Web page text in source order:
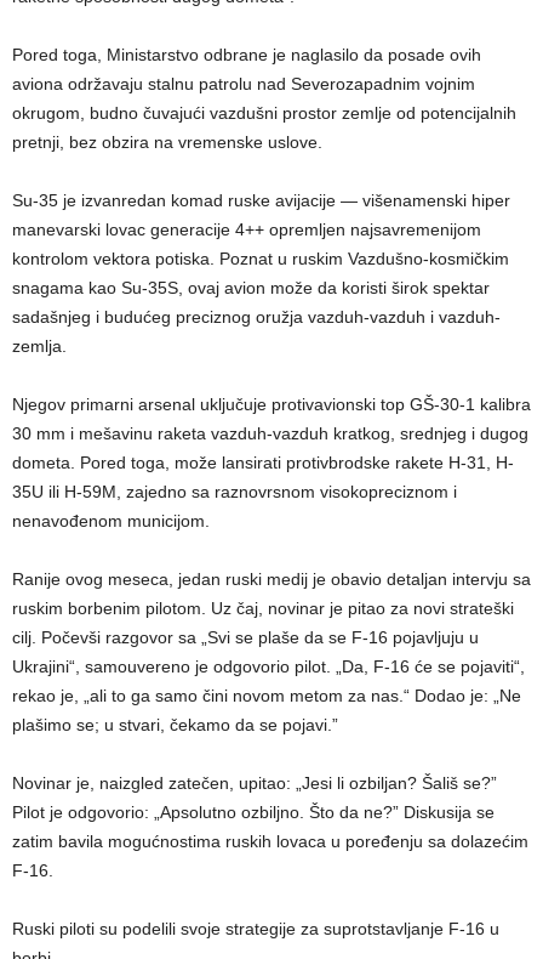
Pored toga, Ministarstvo odbrane je naglasilo da posade ovih
aviona održavaju stalnu patrolu nad Severozapadnim vojnim
okrugom, budno čuvajući vazdušni prostor zemlje od potencijalnih
pretnji, bez obzira na vremenske uslove.
Su-35 je izvanredan komad ruske avijacije — višenamenski hiper
manevarski lovac generacije 4++ opremljen najsavremenijom
kontrolom vektora potiska. Poznat u ruskim Vazdušno-kosmičkim
snagama kao Su-35S, ovaj avion može da koristi širok spektar
sadašnjeg i budućeg preciznog oružja vazduh-vazduh i vazduh-
zemlja.
Njegov primarni arsenal uključuje protivavionski top GŠ-30-1 kalibra
30 mm i mešavinu raketa vazduh-vazduh kratkog, srednjeg i dugog
dometa. Pored toga, može lansirati protivbrodske rakete H-31, H-
35U ili H-59M, zajedno sa raznovrsnom visokopreciznom i
nenavođenom municijom.
Ranije ovog meseca, jedan ruski medij je obavio detaljan intervju sa
ruskim borbenim pilotom. Uz čaj, novinar je pitao za novi strateški
cilj. Počevši razgovor sa „Svi se plaše da se F-16 pojavljuju u
Ukrajini“, samouvereno je odgovorio pilot. „Da, F-16 će se pojaviti“,
rekao je, „ali to ga samo čini novom metom za nas.“ Dodao je: „Ne
plašimo se; u stvari, čekamo da se pojavi.”
Novinar je, naizgled zatečen, upitao: „Jesi li ozbiljan? Šališ se?”
Pilot je odgovorio: „Apsolutno ozbiljno. Što da ne?” Diskusija se
zatim bavila mogućnostima ruskih lovaca u poređenju sa dolazećim
F-16.
Ruski piloti su podelili svoje strategije za suprotstavljanje F-16 u